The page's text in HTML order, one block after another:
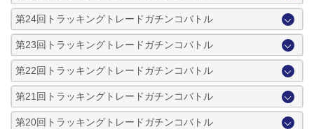
第24回トラッキングトレードガチンコバトル
第23回トラッキングトレードガチンコバトル
第22回トラッキングトレードガチンコバトル
第21回トラッキングトレードガチンコバトル
第20回トラッキングトレードガチンコバトル